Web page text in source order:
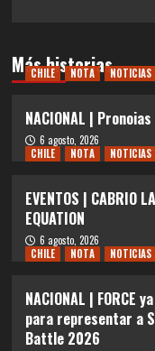
Más historias
CHILE NOTA NOTICIAS
NACIONAL |
6 agosto, 2026
CHILE
NOTA NOTICIAS
EVENTOS | CABRIO
EQUATION
6 agosto, 2026
CHILE
NOTA NOTICIAS
NACIONAL |
para representar a
Battle 2026